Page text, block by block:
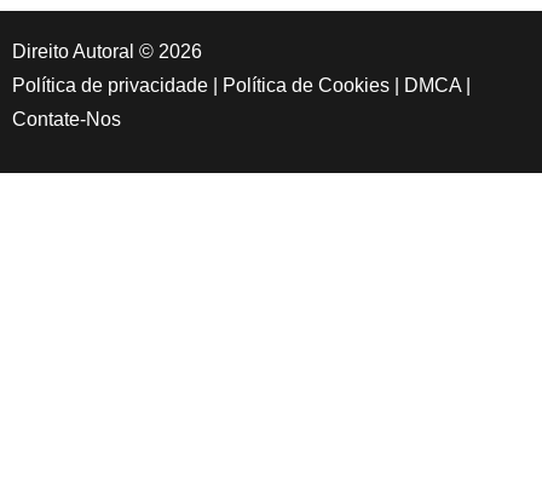
Direito Autoral © 2026
Política de privacidade
Política de Cookies DMCA
Contate-Nos